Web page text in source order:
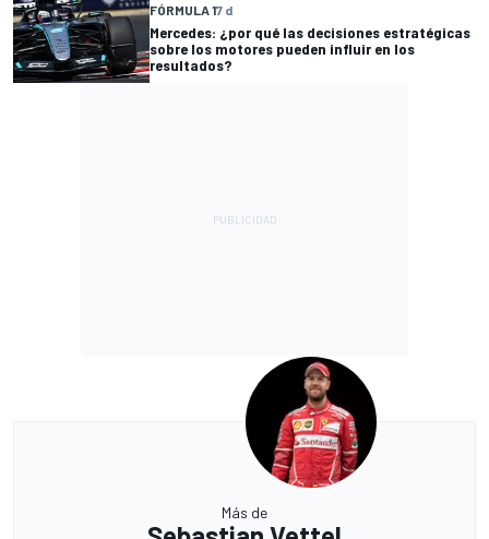
FÓRMULA 17 d
Mercedes: ¿por qué las decisiones estratégicas
sobre los motores pueden influir en los
resultados?
Más de